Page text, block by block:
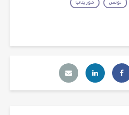
تونس موريتانيا